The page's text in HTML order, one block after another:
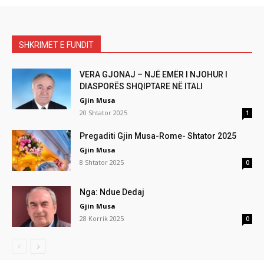
SHKRIMET E FUNDIT
VERA GJONAJ – NJË EMËR I NJOHUR I
DIASPORËS SHQIPTARE NË ITALI
Gjin Musa
20 Shtator 2025
1
Pregaditi Gjin Musa-Rome- Shtator 2025
Gjin Musa
8 Shtator 2025
0
Nga: Ndue Dedaj
Gjin Musa
28 Korrik 2025
0